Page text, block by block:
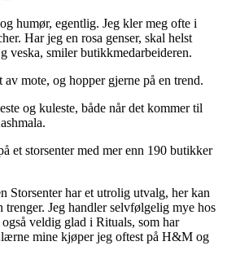
humør, egentlig. Jeg kler meg ofte i
Har jeg en rosa genser, skal helst
veska, smiler butikkmedarbeideren.
mote, og hopper gjerne på en trend.
og kuleste, både når det kommer til
et storsenter med mer enn 190 butikker
Storsenter har et utrolig utvalg, her kan
Jeg handler selvfølgelig mye hos
veldig glad i Rituals, som har
mine kjøper jeg oftest på H&M og